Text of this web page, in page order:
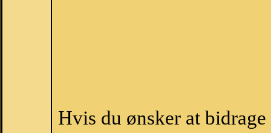
Hvis du ønsker at